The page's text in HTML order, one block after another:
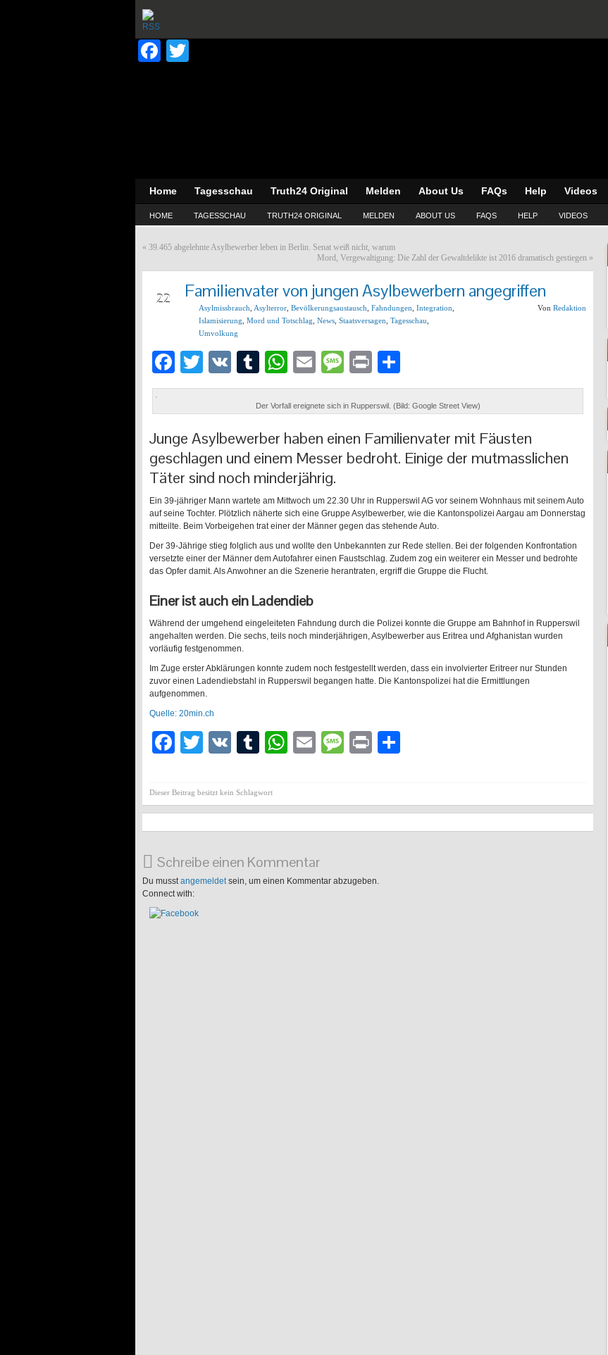
Facebook
Home Tagesschau Truth24 Original Melden About Us FAQs Help Videos
HOME TAGESSCHAU TRUTH24 ORIGINAL MELDEN ABOUT US FAQS HELP VIDEOS
« 39.465 abgelehnte Asylbewerber leben in Berlin. Senat weiß nicht, warum
Mord, Vergewaltigung: Die Zahl der Gewaltdelikte ist 2016 dramatisch gestiegen »
22 Familienvater von jungen Asylbewerbern angegriffen
Asylmissbrauch Asylterror Bevölkerungsaustausch Fahndungen Integration
Islamisierung Mord und Totschlag News Staatsversagen Tagesschau
Umvolkung
Von Redaktion
Facebook
Twitter
VK Tumblr
WhatsApp
EmailMessage
Print
Der Vorfall ereignete sich in Rupperswil. (Bild: Google Street View)
Junge Asylbewerber haben einen Familienvater mit Fäusten
geschlagen und einem Messer bedroht. Einige der mutmasslichen
Täter sind noch minderjährig.
Ein 39-jähriger Mann wartete am Mittwoch um 22.30 Uhr in Rupperswil AG vor seinem Wohnhaus mit seinem Auto
auf seine Tochter. Plötzlich näherte sich eine Gruppe Asylbewerber, wie die Kantonspolizei Aargau am Donnerstag
mitteilte. Beim Vorbeigehen trat einer der Männer gegen das stehende Auto.
Der 39-Jährige stieg folglich aus und wollte den Unbekannten zur Rede stellen. Bei der folgenden Konfrontation
versetzte einer der Männer dem Autofahrer einen Faustschlag. Zudem zog ein weiterer ein Messer und bedrohte
das Opfer damit. Als Anwohner an die Szenerie herantraten, ergriff die Gruppe die Flucht.
Einer ist auch ein Ladendieb
Während der umgehend eingeleiteten Fahndung durch die Polizei konnte die Gruppe am Bahnhof in Rupperswil
angehalten werden. Die sechs, teils noch minderjährigen, Asylbewerber aus Eritrea und Afghanistan wurden
vorläufig festgenommen.
Im Zuge erster Abklärungen konnte zudem noch festgestellt werden, dass ein involvierter Eritreer nur Stunden
zuvor einen Ladendiebstahl in Rupperswil begangen hatte. Die Kantonspolizei hat die Ermittlungen
aufgenommen.
Quelle: 20min.ch
Facebook
Twitter
VK Tumblr
WhatsApp
EmailMessage
Print
Dieser Beitrag besitzt kein Schlagwort
Schreibe einen Kommentar
Du musstangemeldetsein, um einen Kommentar abzugeben.
Connect with: